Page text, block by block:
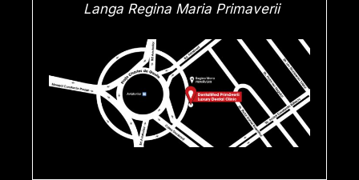
Langa Regina Maria Primaverii